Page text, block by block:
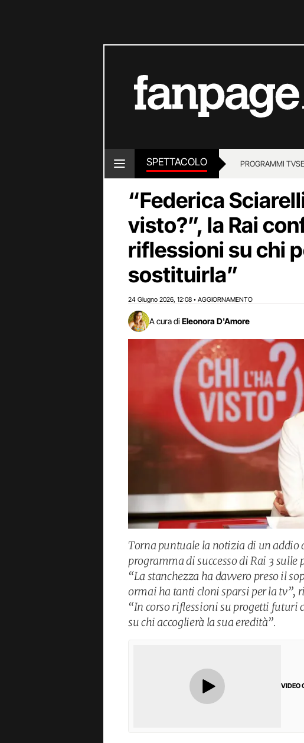
SPETTACOLO PROGRAMMI TV
“Federica
visto?”, la Rai
riflessioni su chi
sostituirla”
24 Giugno 2026 12:08 • AGGIORNAMENTO
A cura di Eleonora D'Amore
Torna puntuale la notizia di un addio
programma di successo di Rai 3 sulle
“La stanchezza ha davvero preso il
ormai ha tanti cloni sparsi per la tv”,
“In corso riflessioni su progetti futuri
su chi accoglierà la sua eredità”.
VIDEO